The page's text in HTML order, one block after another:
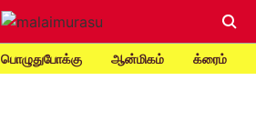
பொழுதுபோக்கு ஆன்மிகம் க்ரைம்